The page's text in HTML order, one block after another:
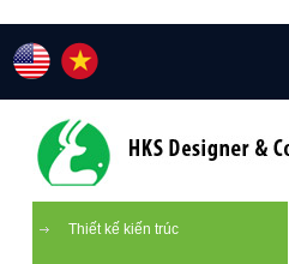
Thiết kế kiến trúc